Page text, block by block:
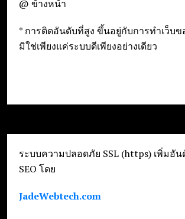
@ ข้างหน้า
* การติดอันดับที่สูง ขึ้นอยู่กับการทำเว็บข
มิใช่เพียงแค่ระบบดีเพียงอย่างเดียว
ระบบความปลอดภัย SSL (https) เพิ่มอัน
SEO โดย
JadeWebtech.com